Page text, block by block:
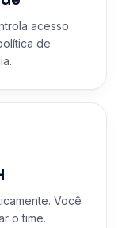
acesso
de
Você
o time.